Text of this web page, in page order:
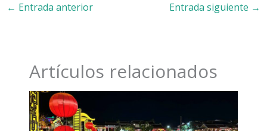
← Entrada anterior Entrada siguiente →
Artículos relacionados